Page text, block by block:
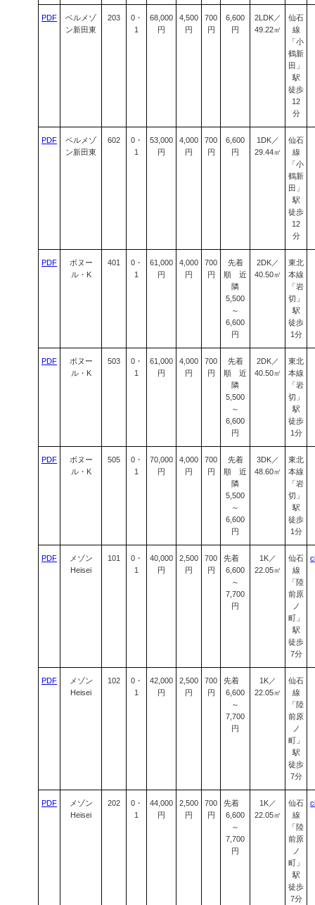
PDF
ベルメゾ
ン新田東
203
0・
1
68,000
円
4,500
円
700
円
6,600
円
2LDK／
49.22㎡
仙石
線
「小
鶴新
田」
駅
徒歩
12
分
PDF
ベルメゾ
ン新田東
602
0・
1
53,000
円
4,000
円
700
円
6,600
円
1DK／
29.44㎡
仙石
線
「小
鶴新
田」
駅
徒歩
12
分
PDF
ボヌー
ル・K
401
0・
1
61,000
円
4,000
円
700
円
先着
順 近
隣
5,500
～
6,600
円
2DK／
40.50㎡
東北
本線
「岩
切」
駅
徒歩
1分
PDF
ボヌー
ル・K
503
0・
1
61,000
円
4,000
円
700
円
先着
順 近
隣
5,500
～
6,600
円
2DK／
40.50㎡
東北
本線
「岩
切」
駅
徒歩
1分
PDF
ボヌー
ル・K
505
0・
1
70,000
円
4,000
円
700
円
先着
順 近
隣
5,500
～
6,600
円
3DK／
48.60㎡
東北
本線
「岩
切」
駅
徒歩
1分
PDF
メゾン
Heisei
101
0・
1
40,000
円
2,500
円
700
円
先着
6,600
～
7,700
円
1K／
22.05㎡
仙石
線
「陸
前原
ノ
町」
駅
徒歩
7分
PDF
メゾン
Heisei
102
0・
1
42,000
円
2,500
円
700
円
先着
6,600
～
7,700
円
1K／
22.05㎡
仙石
線
「陸
前原
ノ
町」
駅
徒歩
7分
PDF
メゾン
Heisei
202
0・
1
44,000
円
2,500
円
700
円
先着
6,600
～
7,700
円
1K／
22.05㎡
仙石
線
「陸
前原
ノ
町」
駅
徒歩
7分